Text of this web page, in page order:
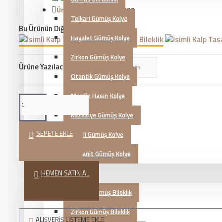
Telkari Gümüş Kolye
Hayalet Gümüş Kolye
Zirkon Gümüş Kolye
Otantik Gümüş Kolye
Mardin Hasırı Kolye
Kazaziye Gümüş Kolye
İsimli Gümüş Kolye
Zultanit Gümüş Kolye
Gümüş Bileklik
Telkari Gümüş Bileklik
Zirkon Gümüş Bileklik
Ürün Kodu::
KG20230339
Bu Ürünün Diğer Renkleri
Ürüne Yazılacak İsim
SEPETE EKLE
HEMEN SATIN AL
ALIŞVERIŞ LISTEME EKLE